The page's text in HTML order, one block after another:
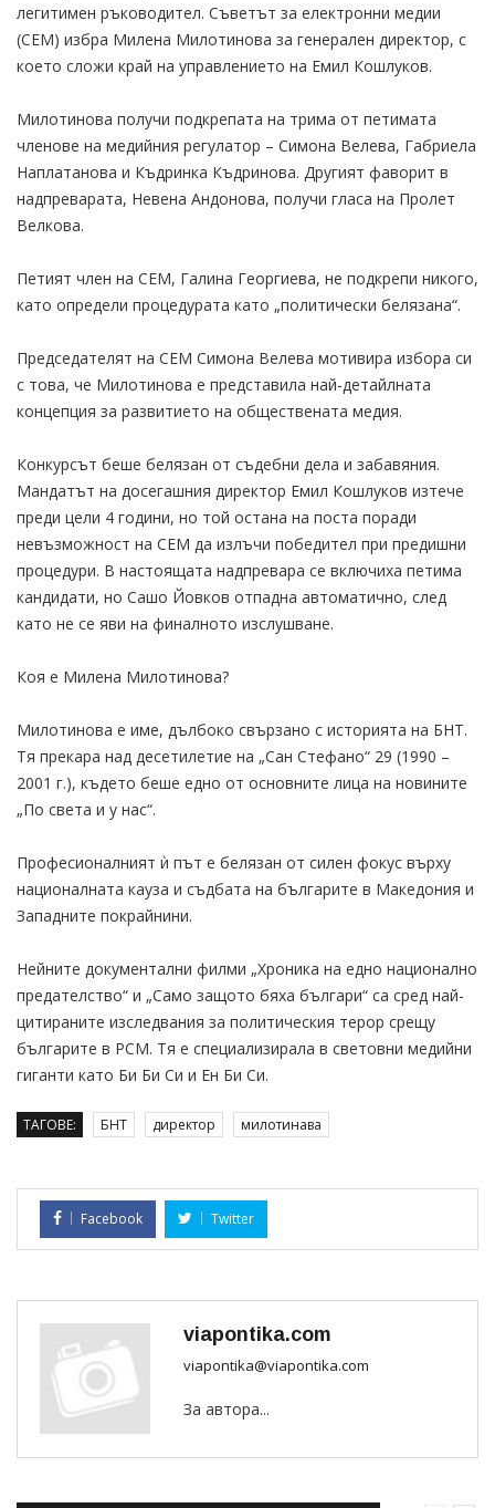
легитимен ръководител. Съветът за електронни медии
(СЕМ) избра Милена Милотинова за генерален директор, с
което сложи край на управлението на Емил Кошлуков.
Милотинова получи подкрепата на трима от петимата
членове на медийния регулатор – Симона Велева, Габриела
Наплатанова и Къдринка Къдринова. Другият фаворит в
надпреварата, Невена Андонова, получи гласа на Пролет
Велкова.
Петият член на СЕМ, Галина Георгиева, не подкрепи никого,
като определи процедурата като „политически белязана“.
Председателят на СЕМ Симона Велева мотивира избора си
с това, че Милотинова е представила най-детайлната
концепция за развитието на обществената медия.
Конкурсът беше белязан от съдебни дела и забавяния.
Мандатът на досегашния директор Емил Кошлуков изтече
преди цели 4 години, но той остана на поста поради
невъзможност на СЕМ да излъчи победител при предишни
процедури. В настоящата надпревара се включиха петима
кандидати, но Сашо Йовков отпадна автоматично, след
като не се яви на финалното изслушване.
Коя е Милена Милотинова?
Милотинова е име, дълбоко свързано с историята на БНТ.
Тя прекара над десетилетие на „Сан Стефано“ 29 (1990 –
2001 г.), където беше едно от основните лица на новините
„По света и у нас“.
Професионалният ѝ път е белязан от силен фокус върху
националната кауза и съдбата на българите в Македония и
Западните покрайнини.
Нейните документални филми „Хроника на едно национално
предателство“ и „Само защото бяха българи“ са сред най-
цитираните изследвания за политическия терор срещу
българите в РСМ. Тя е специализирала в световни медийни
гиганти като Би Би Си и Ен Би Си.
ТАГОВЕ: БНТ директор милотинава
Facebook Twitter
viapontika.com
viapontika@viapontika.com
За автора...